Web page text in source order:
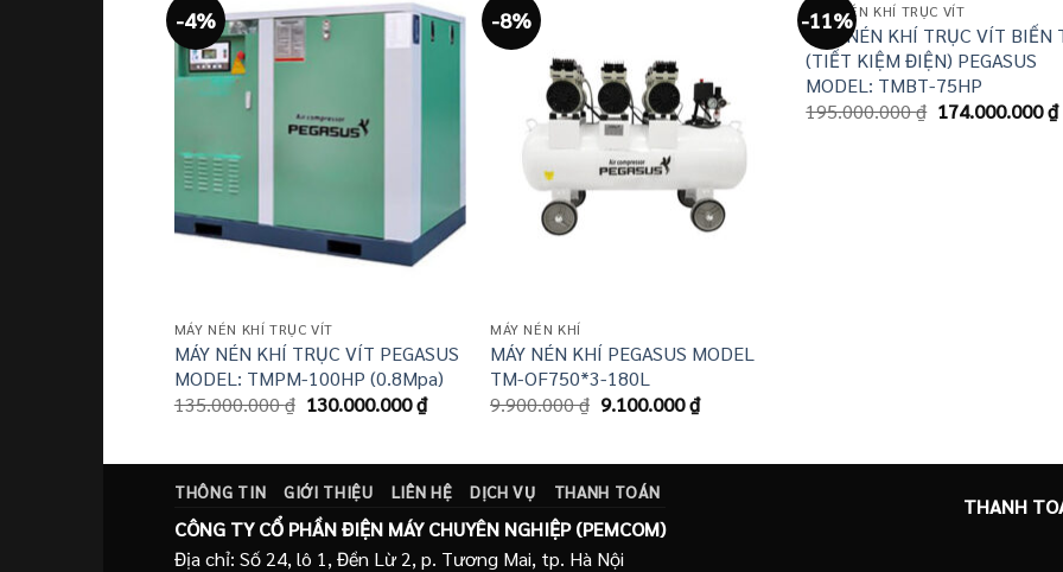
-4%
MÁY NÉN KHÍ TRỤC VÍT
MÁY NÉN KHÍ TRỤC VÍT PEGASUS
MODEL: TMPM-100HP (0.8Mpa)
135.000.000₫ Giá
135.000.000 ₫.
130.000.000₫Giá
hiện
là:
130.000.000 ₫.
-8%
MÁY NÉN KHÍ
MÁY NÉN KHÍ PEGASUS MODEL
TM-OF750*3-180L
9.900.000₫ Giá
gốc
9.900.000 ₫.
9.100.000₫Giá
hiện
là:
-11%
MÁY NÉN KHÍ TRỤC VÍT
MÁY NÉN KHÍ TRỤC VÍT BIẾN
(TIẾT KIỆM ĐIỆN) PEGASUS
MODEL: TMBT-75HP
195.000.000₫ Giá
174.000.000₫
THANH
THÔNG TIN GIỚI THIỆU LIÊN HỆ DỊCH VỤ THANH TOÁN
CÔNG TY CỔ PHẦN ĐIỆN MÁY CHUYÊN NGHIỆP (PEMCOM)
Địa chỉ: Số 24, lô 1, Đền Lừ 2, p. Tương Mai, tp. Hà Nội